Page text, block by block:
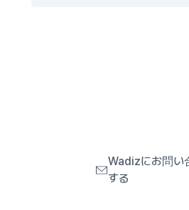
Wadizにお問い
する